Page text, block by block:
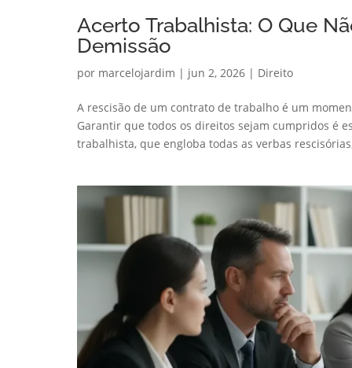
Acerto Trabalhista: O Que
Demissão
por marcelojardim | jun 2, 2026 | Direito
A rescisão de um contrato de trabalho é um
Garantir que todos os direitos sejam cumpridos é
trabalhista, que engloba todas as verbas